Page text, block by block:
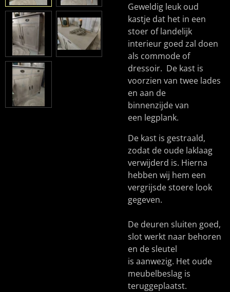
Geweldig leuk oud
kastje dat het in een
stoer of landelijk
interieur goed zal doen
als commode of
dressoir. De kast is
voorzien van twee lades
en aan de
binnenzijde van
een legplank.
De kast is gestraald,
zodat de oude laklaag
verwijderd is. Hierna
hebben wij hem een
vergrijsde stoere look
gegeven.
De deuren sluiten goed,
slot werkt naar behoren
en de sleutel
is aanwezig. Het oude
meubelbeslag is
teruggeplaatst.